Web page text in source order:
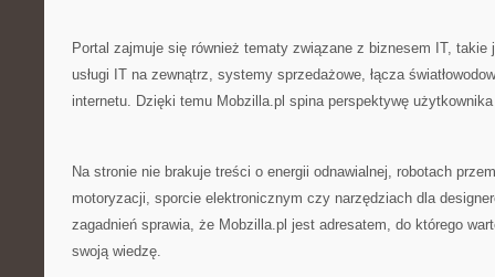
Portal zajmuje się również tematy związane z biznesem IT, takie
usługi IT na zewnątrz, systemy sprzedażowe, łącza
internetu. Dzięki temu Mobzilla.pl spina perspektywę
Na stronie nie brakuje treści o energii odnawialnej, robotach
motoryzacji, sporcie elektronicznym czy narzędziach dla
zagadnień sprawia, że Mobzilla.pl jest adresatem, do którego
swoją wiedzę.